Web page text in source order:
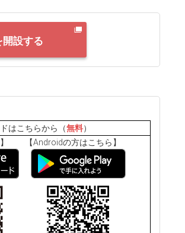
設する
はこちらから（無料）
】 【Androidの方はこちら】